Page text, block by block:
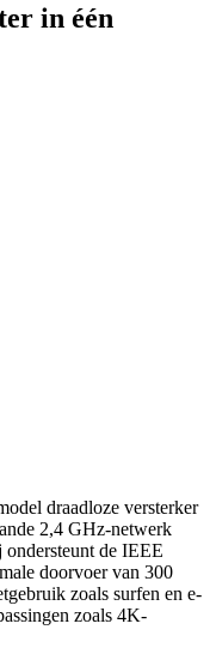
in één
draadloze versterker
2,4 GHz-netwerk
de IEEE
doorvoer van 300
zoals surfen en e-
zoals 4K-